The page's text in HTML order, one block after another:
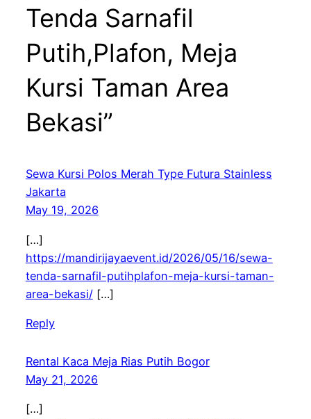
Tenda Sarnafil
Putih,Plafon, Meja
Kursi Taman Area
Bekasi”
Sewa Kursi Polos Merah Type Futura Stainless
Jakarta
May 19, 2026
[…]
https://mandirijayaevent.id/2026/05/16/sewa-
tenda-sarnafil-putihplafon-meja-kursi-taman-
area-bekasi/[…]
Reply
Rental Kaca Meja Rias Putih Bogor
May 21, 2026
[…]